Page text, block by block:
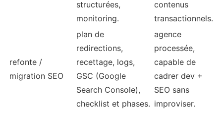
structurées,
monitoring.
contenus
transactionnels.
refonte /
migration SEO
plan de
redirections,
recettage, logs,
GSC (Google
Search Console),
checklist et phases.
agence
processée,
capable de
cadrer dev +
SEO sans
improviser.